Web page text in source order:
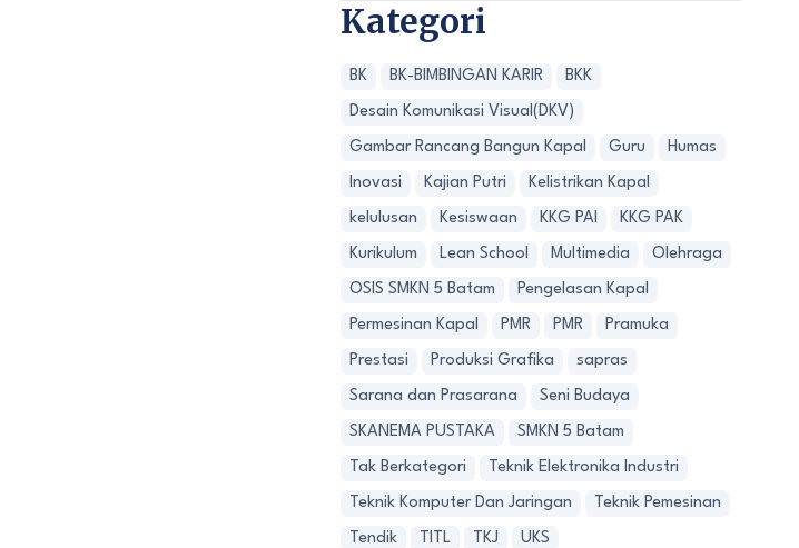
Kategori
BK BK-BIMBINGAN KARIR BKK
Desain Komunikasi Visual(DKV)
Gambar Rancang Bangun Kapal Guru Humas
Inovasi Kajian Putri Kelistrikan Kapal
kelulusan Kesiswaan KKG PAI KKG PAK
Kurikulum Lean School Multimedia Olehraga
OSIS SMKN 5 Batam Pengelasan Kapal
Permesinan Kapal PMR PMR Pramuka
Prestasi Produksi Grafika sapras
Sarana dan Prasarana Seni Budaya
SKANEMA PUSTAKA SMKN 5 Batam
Tak Berkategori Teknik Elektronika Industri
Teknik Komputer Dan Jaringan Teknik Pemesinan
Tendik TITL TKJ UKS